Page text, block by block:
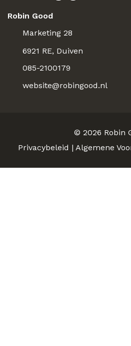
Robin Good
Marketing 28
6921 RE, Duiven
085-2100179
website@robingood.nl
© 2026 Robin
Privacybeleid | Algemene